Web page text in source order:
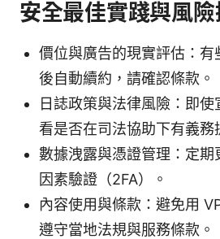
安全最佳實踐與風險
價位與廣告的現實評估：有
後自動續約，請確認條款。
日誌政策與法律風險：即
看是否在司法協助下有義務
數據洩露與憑證管理：定期
因素驗證（2FA）。
內容使用與條款：避免用
遵守當地法規與服務條款。